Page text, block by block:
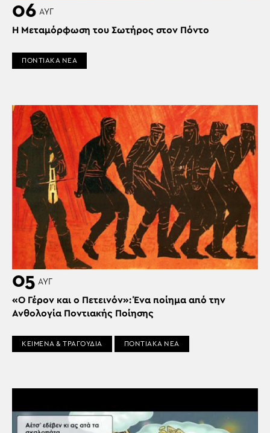
06 ΑΥΓ
Η Μεταμόρφωση του Σωτήρος στον Πόντο
ΠΟΝΤΙΑΚΑ ΝΕΑ
05 ΑΥΓ
«Ο Γέρον και ο Πετεινόν»: Ένα ποίημα από την
Ανθολογία Ποντιακής Ποίησης
ΚΕΙΜΕΝΑ & ΤΡΑΓΟΥΔΙΑ ΠΟΝΤΙΑΚΑ ΝΕΑ